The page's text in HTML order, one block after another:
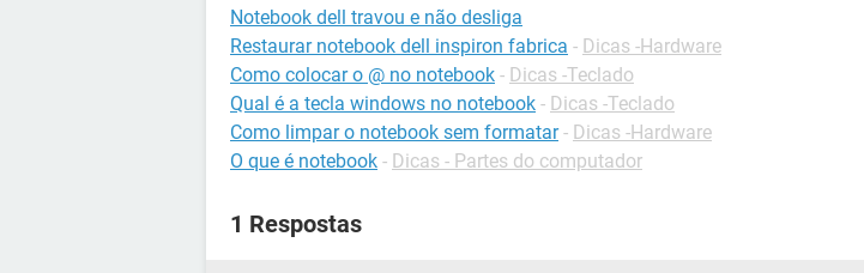
Notebook dell travou e não desliga
Restaurar notebook dell inspiron fabrica - Dicas -Hardware
Como colocar o @ no notebook - Dicas -Teclado
Qual é a tecla windows no notebook - Dicas -Teclado
Como limpar o notebook sem formatar - Dicas -Hardware
O que é notebook - Dicas - Partes do computador
1 Respostas